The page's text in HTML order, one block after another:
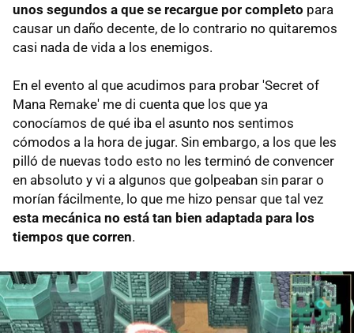
unos segundos a que se recargue por completo para
causar un daño decente, de lo contrario no quitaremos
casi nada de vida a los enemigos.
En el evento al que acudimos para probar 'Secret of
Mana Remake' me di cuenta que los que ya
conocíamos de qué iba el asunto nos sentimos
cómodos a la hora de jugar. Sin embargo, a los que les
pilló de nuevas todo esto no les terminó de convencer
en absoluto y vi a algunos que golpeaban sin parar o
morían fácilmente, lo que me hizo pensar que tal vez
esta mecánica no está tan bien adaptada para los
tiempos que corren.